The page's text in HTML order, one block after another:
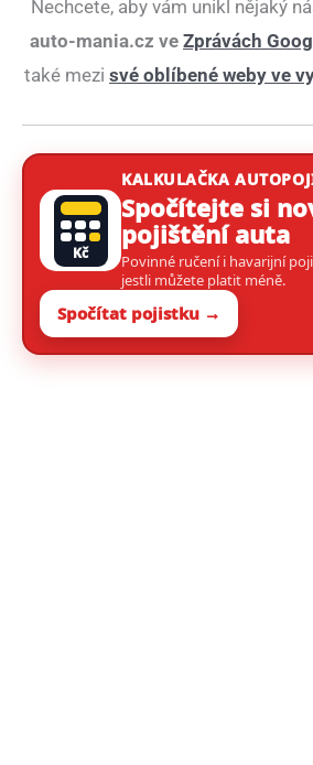
Nechcete, aby vám unikl nějaký
auto-mania.cz ve Zprávách
také mezi své oblíbené weby ve
Kč
KALKULAČKA
Spočítejte si
pojištění auta
Povinné ručení i havarijní
jestli můžete platit méně.
Spočítat pojistku →